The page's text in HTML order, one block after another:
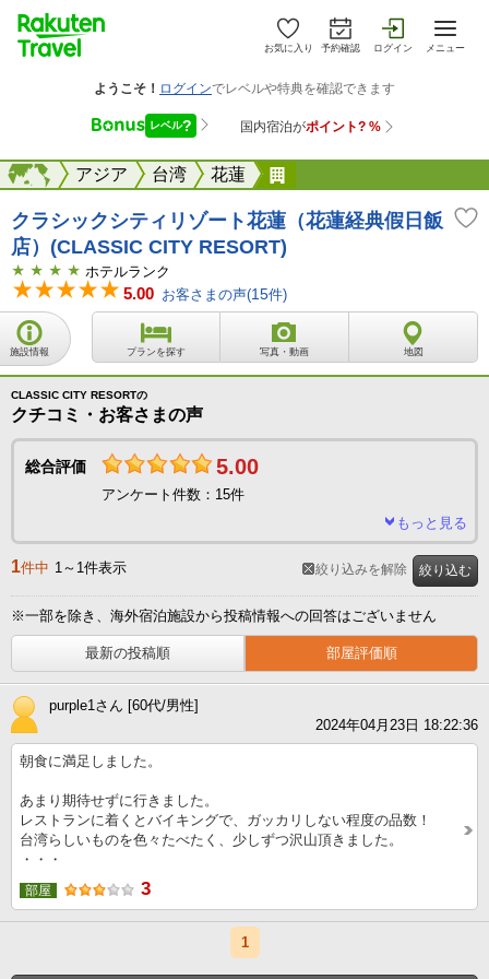
お気に入り 予約確認 ログイン メニュー
海外アジア 台湾 花蓮
海外
クラシックシティリゾート花蓮（花蓮経典假日飯
店）(CLASSIC CITY RESORT)
ホテルランク
5.00 お客さまの声(15件)
施設情報 プランを探す 写真・動画 地図
CLASSIC CITY RESORTの
クチコミ・お客さまの声
総合評価 5.00
アンケート件数：15件
もっと見る
1件中 1～1件表示
※一部を除き、海外宿泊施設から投稿情報への回答はございません
最新の投稿順 部屋評価順
絞り込む
絞り込みを解除
purple1さん [60代/男性]
2024年04月23日 18:22:36
朝食に満足しました。
あまり期待せずに行きました。
レストランに着くとバイキングで、ガッカリしない程度の品数！
台湾らしいものを色々たべたく、少しずつ沢山頂きました。
・・・
部屋 3
1